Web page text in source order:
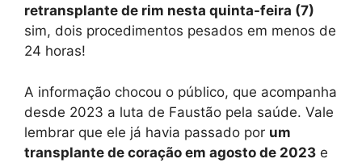
retransplante de rim nesta quinta-feira (7)
sim, dois procedimentos pesados em menos de
24 horas!
A informação chocou o público, que acompanha
desde 2023 a luta de Faustão pela saúde. Vale
lembrar que ele já havia passado por um
transplante de coração em agosto de 2023 e